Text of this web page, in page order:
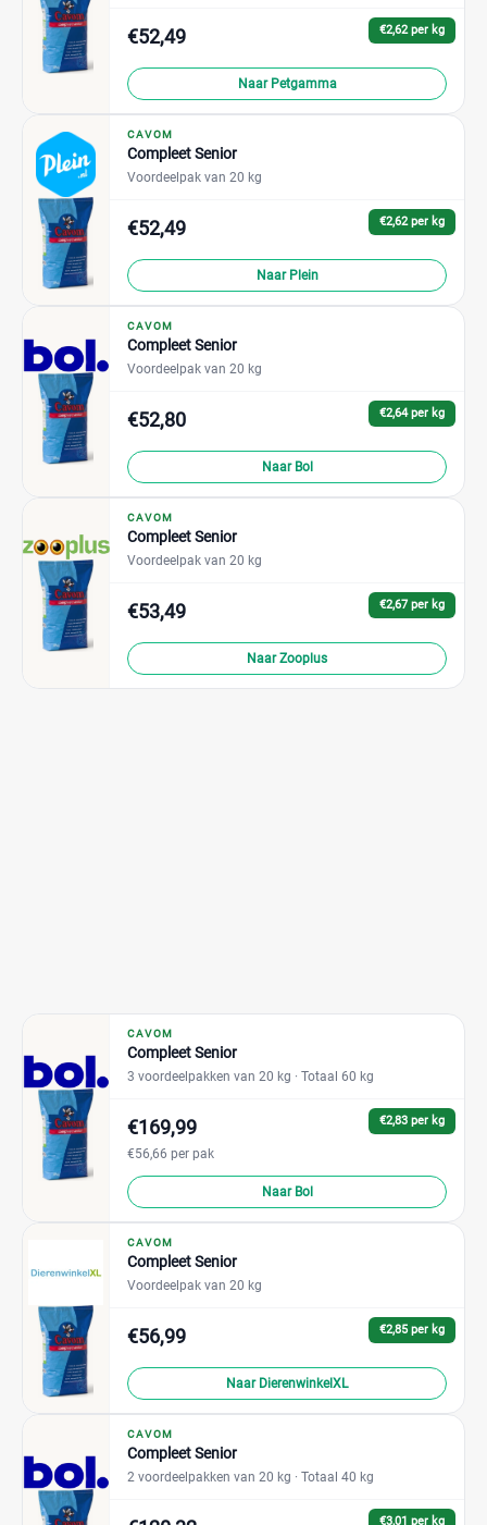
€2,62 per kg
€52,49
Naar Petgamma
CAVOM
Compleet Senior
Voordeelpak van 20 kg
€2,62 per kg
€52,49
Naar Plein
CAVOM
Compleet Senior
Voordeelpak van 20 kg
€2,64 per kg
€52,80
Naar Bol
CAVOM
Compleet Senior
Voordeelpak van 20 kg
€2,67 per kg
€53,49
Naar Zooplus
CAVOM
Compleet Senior
3 voordeelpakken van 20 kg · Totaal 60 kg
€2,83 per kg
€169,99
€56,66 per pak
Naar Bol
CAVOM
Compleet Senior
Voordeelpak van 20 kg
€2,85 per kg
€56,99
Naar DierenwinkelXL
CAVOM
Compleet Senior
2 voordeelpakken van 20 kg · Totaal 40 kg
€3,01 per kg